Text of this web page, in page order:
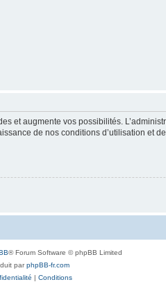
et augmente vos possibilités.
de nos conditions d’utilisation et
® Forum Software © phpBB Limited
parphpBB-fr.com
| Conditions